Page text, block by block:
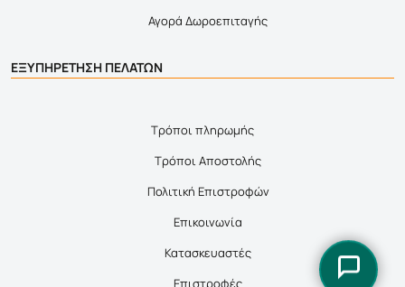
Αγορά Δωροεπιταγής
ΕΞΥΠΗΡΕΤΗΣΗ ΠΕΛΑΤΩΝ
Τρόποι πληρωμής
Τρόποι Αποστολής
Πολιτική Επιστροφών
Επικοινωνία
Κατασκευαστές
Επιστροφές